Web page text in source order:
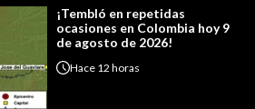
¡Tembló en repetidas
ocasiones en Colombia hoy 9
de agosto de 2026!
Hace 12 horas